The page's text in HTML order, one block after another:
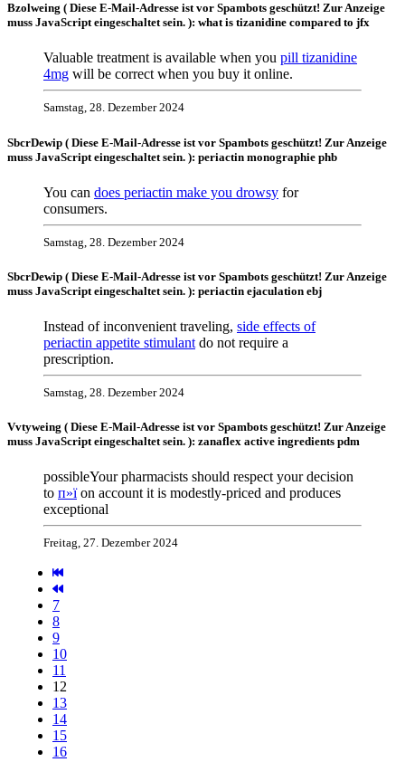
Bzolweing ( Diese E-Mail-Adresse ist vor Spambots geschützt! Zur Anzeige
muss JavaScript eingeschaltet sein. ): what is tizanidine compared to jfx
Valuable treatment is available when you pill tizanidine
4mg will be correct when you buy it online.
Samstag, 28. Dezember 2024
SbcrDewip ( Diese E-Mail-Adresse ist vor Spambots geschützt! Zur Anzeige
muss JavaScript eingeschaltet sein. ): periactin monographie phb
You can does periactin make you drowsy for
consumers.
Samstag, 28. Dezember 2024
SbcrDewip ( Diese E-Mail-Adresse ist vor Spambots geschützt! Zur Anzeige
muss JavaScript eingeschaltet sein. ): periactin ejaculation ebj
Instead of inconvenient traveling, side effects of
periactin appetite stimulant do not require a
prescription.
Samstag, 28. Dezember 2024
Vvtyweing ( Diese E-Mail-Adresse ist vor Spambots geschützt! Zur Anzeige
muss JavaScript eingeschaltet sein. ): zanaflex active ingredients pdm
possibleYour pharmacists should respect your decision
to п»їon account it is modestly-priced and produces
exceptional
Freitag, 27. Dezember 2024
7
8
9
10
11
12
13
14
15
16